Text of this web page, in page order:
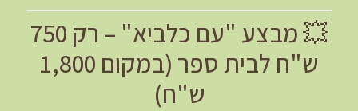
💥 מבצע "עם כלביא" – רק 750
ש"ח לבית ספר (במקום 1,800
ש"ח)